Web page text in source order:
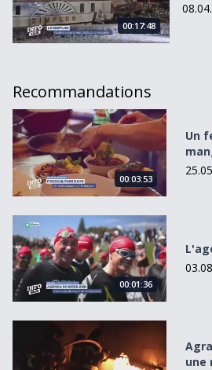
00:17:48
Recommandations
Un festival pour voir et manger
00:03:53
Un
L&#039;agenda du week-end
00:01:36
Agrandie, la RAMA se veut une
une